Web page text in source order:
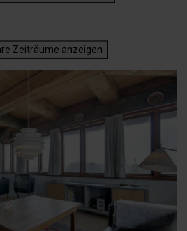
Zeiträume anzeigen